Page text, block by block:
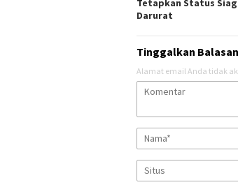
Tetapkan Status
Darurat
Tinggalkan Balasan
Alamat email Anda tidak